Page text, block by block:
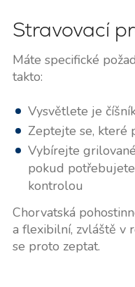
Stravovací
Máte specifické
takto:
Vysvětlete je
Zeptejte se, které
Vybírejte
pokud
kontrolou
Chorvatská
a flexibilní, zvláště v
se proto zeptat.